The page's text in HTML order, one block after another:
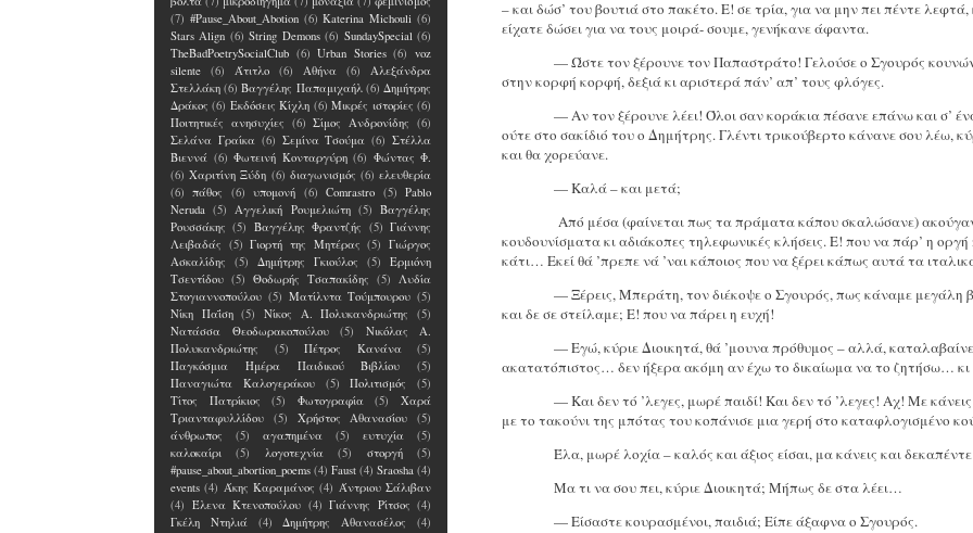
– και δώσ’ του βουτιά στο πακέτο. Ε! σε τρία, για να μην πει πέντε
είχατε δώσει για να τους μοιρά- σουμε, γενήκανε άφαντα.
— Ώστε τον ξέρουνε τον Παπαστράτο! Γελούσε ο Σγουρός
στην κορφή κορφή, δεξιά κι αριστερά πάν’ απ’ τους φλόγες.
— Αν τον ξέρουνε λέει! Όλοι σαν κοράκια πέσανε επάνω και σ’
ούτε στο σακίδιό του ο Δημήτρης. Γλέντι τρικούβερτο κάνανε σου λέω,
και θα χορεύανε.
— Καλά – και μετά;
Από μέσα (φαίνεται πως τα πράματα κάπου σκαλώσανε)
κουδουνίσματα κι αδιάκοπες τηλεφωνικές κλήσεις. Ε! που να πάρ’ η
κάτι… Εκεί θά ’πρεπε νά ’ναι κάποιος που να ξέρει κάπως αυτά τα
— Ξέρεις, Μπεράτη, τον διέκοψε ο Σγουρός, πως κάναμε μεγάλη
και δε σε στείλαμε; Ε! που να πάρει η ευχή!
— Εγώ, κύριε Διοικητά, θά ’μουνα πρόθυμος – αλλά,
ακατατόπιστος… δεν ήξερα ακόμη αν έχω το δικαίωμα να το ζητήσω…
— Και δεν τό ’λεγες, μωρέ παιδί! Και δεν τό ’λεγες! Αχ! Με
με το τακούνι της μπότας του κοπάνισε μια γερή στο καταφλογισμένο
Έλα, μωρέ λοχία – καλός και άξιος είσαι, μα κάνεις και
Μα τι να σου πει, κύριε Διοικητά; Μήπως δε στα λέει…
— Είσαστε κουρασμένοι, παιδιά; Είπε άξαφνα ο Σγουρός.
(7) #Pause_About_Abotion (6) Katerina Michouli (6)
Stars Align (6) String Demons (6) SundaySpecial (6)
TheBadPoetrySocialClub (6) Urban Stories (6) voz
silente
(6) Άτιτλο (6) Αθήνα (6)
Αλεξάνδρα
Στελλάκη (6) Βαγγέλης Παπαμιχαήλ (6) Δημήτρης
Δράκος (6) Εκδόσεις Κίχλη (6) Μικρές ιστορίες (6)
Ποιτητικές ανησυχίες (6) Σίμος Ανδρονίδης (6)
Σελάνα Γραίκα (6) Σεμίνα Τσούμα (6) Στέλλα
Βιεννά (6) Φωτεινή Κονταργύρη (6) Φώντας Φ.
(6) Χαριτίνη Ξύδη (6) διαγωνισμός (6) ελευθερία
(6)
πάθος (6) υπομονή (6) Comrastro (5) Pablo
Neruda (5) Αγγελική Ρουμελιώτη (5) Βαγγέλης
Ρουσσάκης (5) Βαγγέλης Φραντζής (5) Γιάννης
Λειβαδάς (5) Γιορτή της Μητέρας (5) Γιώργος
Ασκαλίδης
(5) Δημήτρης Γκιούλος (5)
Ερμιόνη
Τσεντίδου (5) Θοδωρής Τσαπακίδης (5) Λυδία
Στογιαννοπούλου (5) Ματίλντα Τούμπουρου (5)
Νίκη Παΐση (5) Νίκος Α. Πολυκανδριώτης
(5)
Νατάσσα Θεοδωρακοπούλου
(5)
Νικόλας Α.
Πολυκανδριώτης
(5) Πέτρος Κανάνα
(5)
Παγκόσμια Ημέρα Παιδικού Βιβλίου
(5)
Παναγιώτα Καλογεράκου
(5) Πολιτισμός
(5)
Τίτος Πατρίκιος
(5) Φωτογραφία (5)
Χαρά
Τριανταφυλλίδου
(5) Χρήστος Αθανασίου
(5)
άνθρωπος
(5) αγαπημένα (5) ευτυχία
(5)
καλοκαίρι
(5) λογοτεχνία (5) στοργή
(5)
#pause_about_abortion_poems (4) Faust (4) Sraosha (4)
events (4) Άκης Καραμάνος (4) Άντριου Σάλιβαν
(4) Έλενα Kτενοπούλου (4) Γιάννης Ρίτσος (4)
Γκέλη Ντηλιά
(4) Δημήτρης Αθανασέλος
(4)